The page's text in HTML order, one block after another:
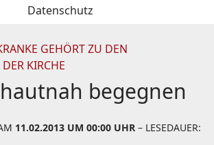
Datenschutz
GEHÖRT ZU DEN
KIRCHE
begegnen
11.02.2013 UM 00:00 UHR – LESEDAUER: